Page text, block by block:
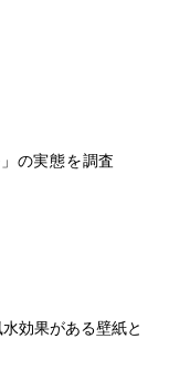
の実態を調査
効果がある壁紙と